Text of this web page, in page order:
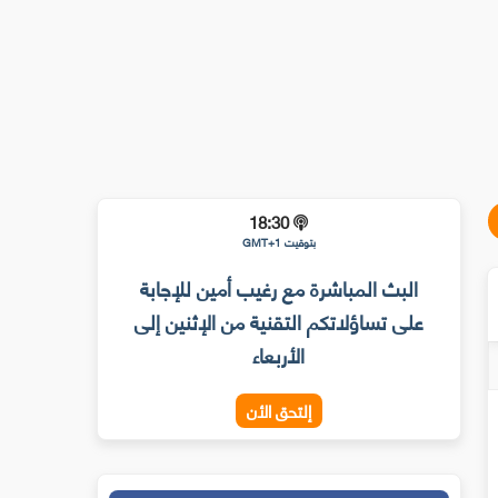
18:30
بتوقيت GMT+1
البث المباشرة مع رغيب أمين للإجابة
على تساؤلاتكم التقنية من الإثنين إلى
الأربعاء
إلتحق الأن